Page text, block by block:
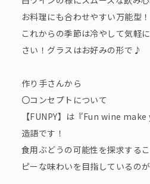
お料理にも合わせやすい万能型！
これからの季節は冷やして気軽
さい！グラスはお好みの形で♪
作り手さんから
〇コンセプトについて
【FUNPY】は『Fun wine
造語です！
食用ぶどうの可能性を探求する
ピーな味わいを目指しているのが